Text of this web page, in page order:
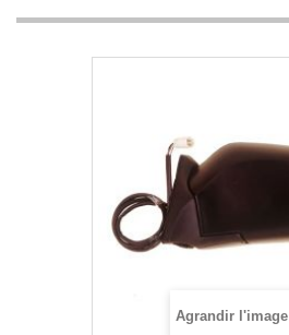
Agrandir l'image